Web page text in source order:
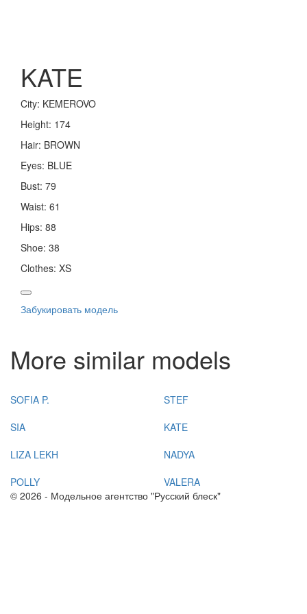
KATE
City: KEMEROVO
Height: 174
Hair: BROWN
Eyes: BLUE
Bust: 79
Waist: 61
Hips: 88
Shoe: 38
Clothes: XS
Забукировать модель
More similar models
SOFIA P.
STEF
SIA
KATE
LIZA LEKH
NADYA
POLLY
VALERA
© 2026 - Модельное агентство "Русский блеск"